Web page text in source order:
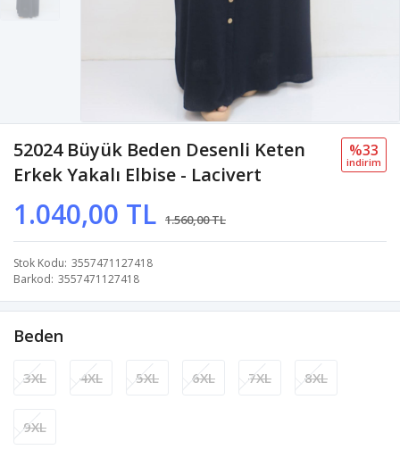
52024 Büyük Beden Desenli Keten
Erkek Yakalı Elbise - Lacivert
1.040,00 TL 1.560,00 TL
%33
i̇ndi̇ri̇m
Stok Kodu 3557471127418
Barkod 3557471127418
Beden
3XL 4XL 5XL 6XL 7XL 8XL
9XL